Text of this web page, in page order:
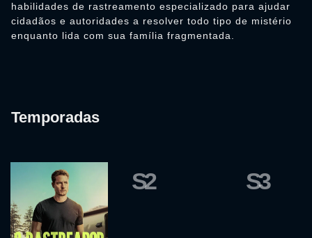
habilidades de rastreamento especializado para ajudar
cidadãos e autoridades a resolver todo tipo de mistério
enquanto lida com sua família fragmentada.
Temporadas
S2 S3